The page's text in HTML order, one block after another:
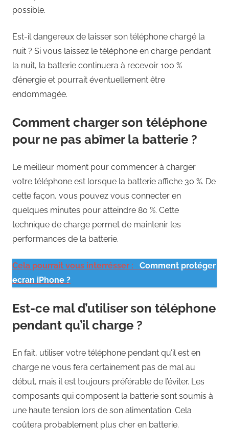
possible.
Est-il dangereux de laisser son téléphone chargé la
nuit ? Si vous laissez le téléphone en charge pendant
la nuit, la batterie continuera à recevoir 100 %
d’énergie et pourrait éventuellement être
endommagée.
Comment charger son téléphone
pour ne pas abîmer la batterie ?
Le meilleur moment pour commencer à charger
votre téléphone est lorsque la batterie affiche 30 %. De
cette façon, vous pouvez vous connecter en
quelques minutes pour atteindre 80 %. Cette
technique de charge permet de maintenir les
performances de la batterie.
Cela pourrait vous interrésser :
Comment protéger
ecran iPhone ?
Est-ce mal d’utiliser son téléphone
pendant qu’il charge ?
En fait, utiliser votre téléphone pendant qu’il est en
charge ne vous fera certainement pas de mal au
début, mais il est toujours préférable de l’éviter. Les
composants qui composent la batterie sont soumis à
une haute tension lors de son alimentation. Cela
coûtera probablement plus cher en batterie.